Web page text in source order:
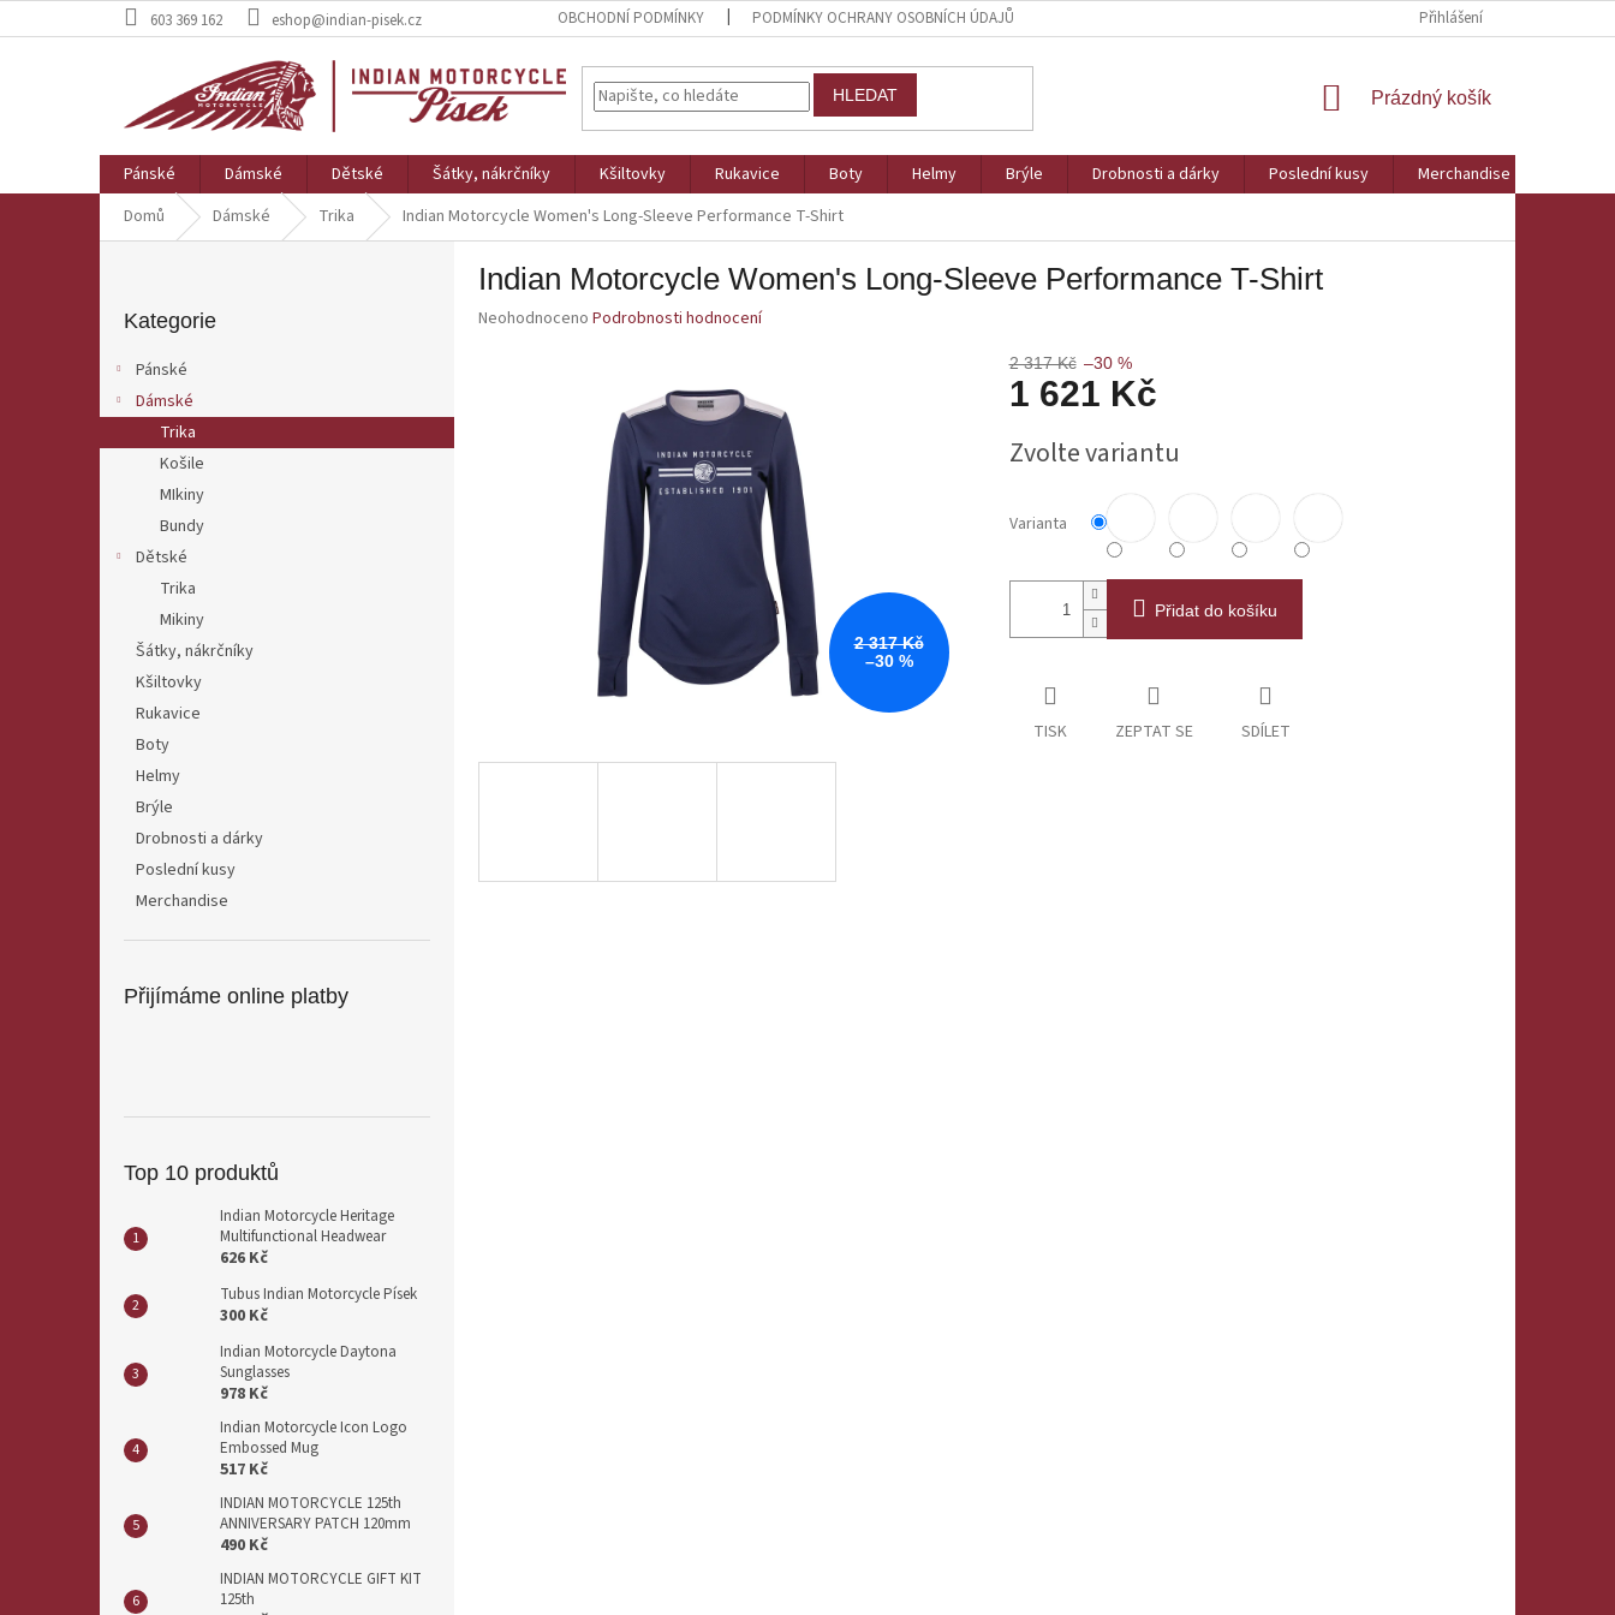
na
603 369 162 eshop@indian-pisek.cz OBCHODNÍ PODMÍNKY PODMÍNKY OCHRANY OSOBNÍCH ÚDAJŮ Přihlášení
HLEDAT
NÁKUPNÍ
Prázdný košík
Pánské Dámské Dětské Šátky, nákrčníky Kšiltovky Rukavice Boty Helmy Brýle Drobnosti a dárky Poslední kusy Merchandise
Domů
Dámské Trika Indian Motorcycle Women's Long-Sleeve Performance T-Shirt
n
kategorie
Kategorie
Pánské
Dámské
Trika
Košile
MIkiny
Bundy
Dětské
Trika
Mikiny
Šátky, nákrčníky
Kšiltovky
Rukavice
Boty
Helmy
Brýle
Drobnosti a dárky
Poslední kusy
Merchandise
Přijímáme online platby
Top 10 produktů
Indian Motorcycle Heritage
Multifunctional Headwear
626 Kč
Tubus Indian Motorcycle Písek
300 Kč
Indian Motorcycle Daytona
Sunglasses
978 Kč
Indian Motorcycle Icon Logo
Embossed Mug
517 Kč
INDIAN MOTORCYCLE 125th
ANNIVERSARY PATCH 120mm
490 Kč
INDIAN MOTORCYCLE GIFT KIT
125th
Indian Motorcycle Women's Long-Sleeve Performance T-Shirt
Průměrné
Neohodnoceno Podrobnosti hodnocení
2 317 Kč
–30 %
2 317 Kč –30 %
1 621 Kč
cena:
Zvolte variantu
Varianta
Přidat do košíku
TISK ZEPTAT SE SDÍLET